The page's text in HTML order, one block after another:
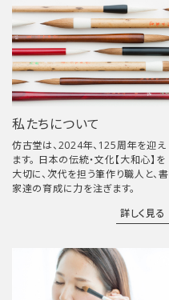
私たちについて
仿古堂は、2024年、125周年を迎え
ます。 日本の伝統・文化【大和心】を
大切に、次代を担う筆作り職人と、書
家達の育成に力を注ぎます。
詳しく見る